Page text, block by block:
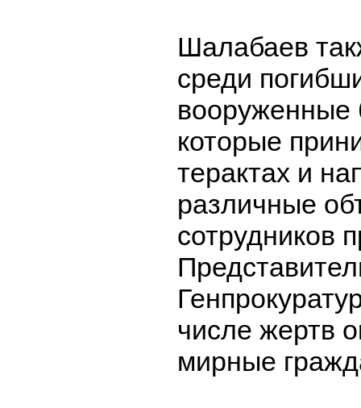
Шалабаев
среди
вооруженные
которые
терактах и
различные
сотрудников
числе жертв
мирные